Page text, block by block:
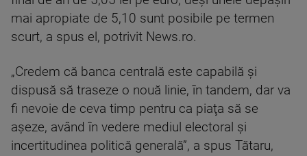
mai apropiate de 5,10 sunt posibile pe termen
scurt, a spus el, potrivit News.ro.
„Credem că banca centrală este capabilă şi
dispusă să traseze o nouă linie, în tandem, dar va
fi nevoie de ceva timp pentru ca piaţa să se
aşeze, având în vedere mediul electoral şi
incertitudinea politică generală”, a spus Tătaru,